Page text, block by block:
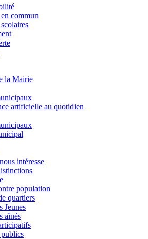
commun
la Mairie
artificielle au quotidien
intéresse
population
quartiers
Jeunes
aînés
publics